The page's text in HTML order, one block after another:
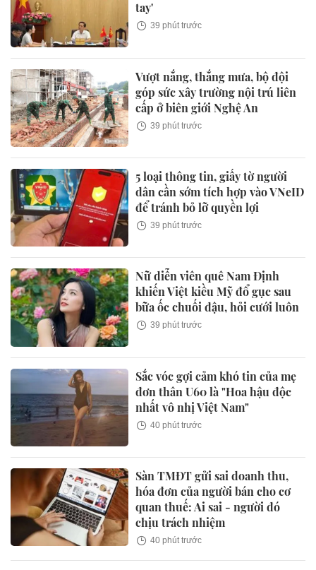
tay'
39 phút trước
Vượt nắng, thắng mưa, bộ đội
góp sức xây trường nội trú liên
cấp ở biên giới Nghệ An
39 phút trước
5 loại thông tin, giấy tờ người
dân cần sớm tích hợp vào VNeID
để tránh bỏ lỡ quyền lợi
39 phút trước
Nữ diễn viên quê Nam Định
khiến Việt kiều Mỹ đổ gục sau
bữa ốc chuối đậu, hỏi cưới luôn
39 phút trước
Sắc vóc gợi cảm khó tin của mẹ
đơn thân U60 là "Hoa hậu độc
nhất vô nhị Việt Nam"
40 phút trước
Sàn TMĐT gửi sai doanh thu,
hóa đơn của người bán cho cơ
quan thuế: Ai sai - người đó
chịu trách nhiệm
40 phút trước